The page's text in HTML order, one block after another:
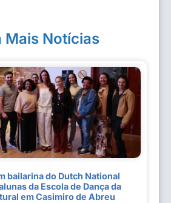
Mais Notícias
bailarina do Dutch National
da Escola de Dança da
em Casimiro de Abreu